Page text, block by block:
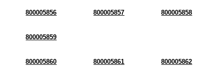
800005856 800005857 800005858
800005859
800005860 800005861 800005862